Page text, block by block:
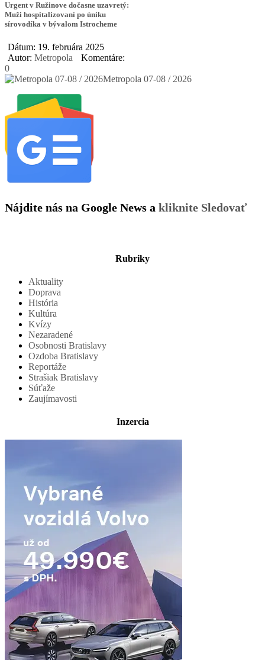
Urgent v Ružinove dočasne uzavretý:
Muži hospitalizovaní po úniku
sírovodíka v bývalom Istrocheme
Dátum: 19. februára 2025
Autor: Metropola
Komentáre:
0
Metropola 07-08 / 2026
Nájdite nás na Google News a kliknite Sledovať
Rubriky
Aktuality
Doprava
História
Kultúra
Kvízy
Nezaradené
Osobnosti Bratislavy
Ozdoba Bratislavy
Reportáže
Strašiak Bratislavy
Súťaže
Zaujímavosti
Inzercia